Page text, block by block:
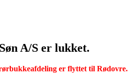
A/S er lukket.
er flyttet til Rødovre.